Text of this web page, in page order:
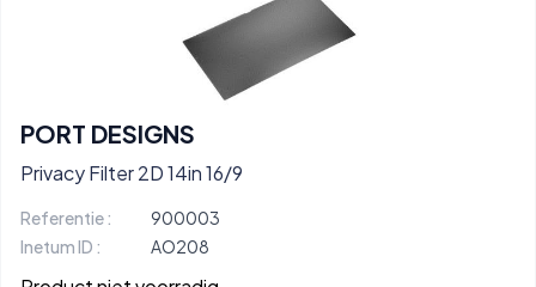
PORT DESIGNS
Privacy Filter 2D 14in 16/9
Referentie :
900003
Inetum ID :
AO208